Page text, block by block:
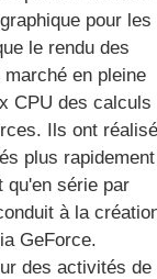
pour les
le rendu des
en pleine
CPU des calculs
Ils ont réalisé
plus rapidement
qu'en série par
à la
GeForce.
des activités de